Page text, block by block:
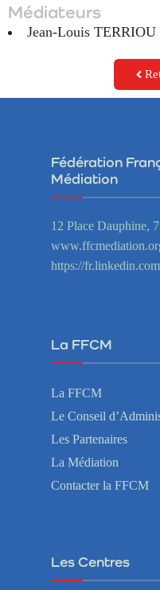
Médiateurs
Jean-Louis TERRIOU
Fédération
Médiation
12 Place Dauphine,
https://
La FFCM
La FFCM
Le Conseil
Les Partenaires
La Médiation
Contacter la FFCM
Les Centres